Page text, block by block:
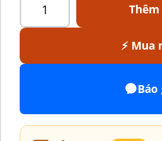
⚡ Mua
Báo